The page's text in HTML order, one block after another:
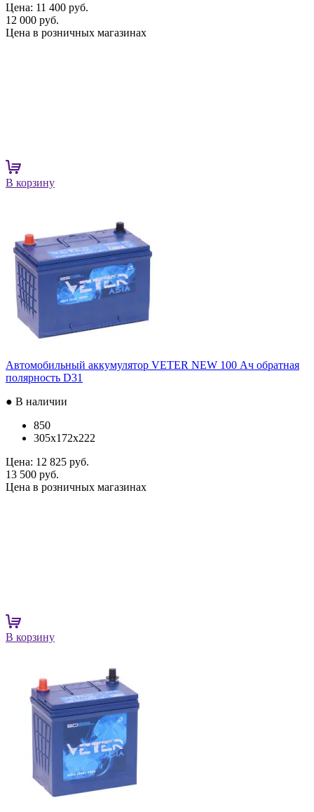
Цена: 11 400 руб.
12 000 руб.
Цена в розничных магазинах
В корзину
Автомобильный аккумулятор VETER NEW 100 Ач обратная
полярность D31
● В наличии
850
305x172x222
Цена: 12 825 руб.
13 500 руб.
Цена в розничных магазинах
В корзину